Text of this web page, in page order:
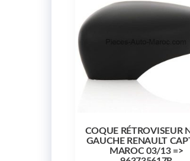
COQUE RÉTROVISEUR
GAUCHE RENAULT
MAROC 03/13 =>